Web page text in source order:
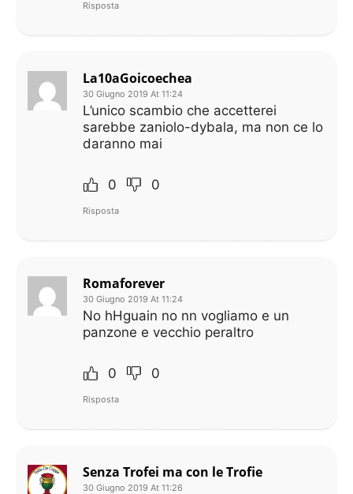
Risposta
La10aGoicoechea
30 Giugno 2019 At 11:24
L’unico scambio che accetterei
sarebbe zaniolo-dybala, ma non ce lo
daranno mai
0 0
Risposta
Romaforever
30 Giugno 2019 At 11:24
No hHguain no nn vogliamo e un
panzone e vecchio peraltro
0 0
Risposta
Senza Trofei ma con le Trofie
30 Giugno 2019 At 11:26